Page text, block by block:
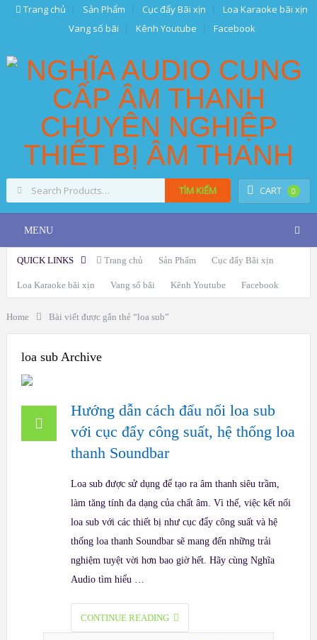
Trang chủ Sản Phẩm Cục đẩy Bãi xịn
Loa Karaoke bãi xịn
Vang số bãi
Kênh Youtube Facebook
CART 0
TÌM KIẾM
MENU
QUICK LINKS Trang chủ Sản Phẩm Cục đẩy Bãi xịn
Loa Karaoke bãi xịn Vang số bãi Kênh Youtube Facebook
Home Bài viết được gắn thẻ “loa sub”
loa sub Archive
Hướng dẫn cách đấu nối loa sub
với cục đẩy công suất, hệ thống loa
thanh Soundbar
Loa sub được sử dụng để tạo ra âm thanh siêu trầm,
làm tăng tính đa dạng của chất âm. Vì thế, việc kết nối
loa sub với các thiết bị như cục đẩy công suất và hệ
thống loa thanh Soundbar sẽ mang đến những trải
nghiệm tuyệt vời hơn bao giờ hết. Hãy cùng Nghĩa
Audio tìm hiểu …
CONTINUE READING